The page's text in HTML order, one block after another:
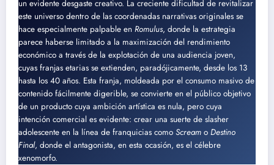
un evidente desgaste creativo. La creciente dificultad de revitalizar
este universo dentro de las coordenadas narrativas originales se
hace especialmente palpable en Romulus, donde la estrategia
parece haberse limitado a la maximización del rendimiento
económico a través de la explotación de una audiencia joven,
cuyas franjas etarias se extienden, paradójicamente, desde los 13
hasta los 40 años. Esta franja, moldeada por el consumo masivo de
contenido fácilmente digerible, se convierte en el público objetivo
de un producto cuya ambición artística es nula, pero cuya
intención comercial es evidente: crear una suerte de slasher
adolescente en la línea de franquicias como Scream o Destino
Final, donde el antagonista, en esta ocasión, es el célebre
xenomorfo.